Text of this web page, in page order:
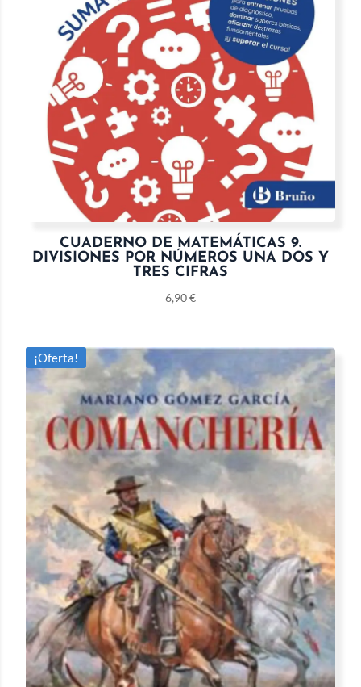
CUADERNO DE MATEMÁTICAS 9.
DIVISIONES POR NÚMEROS UNA DOS Y
TRES CIFRAS
6,90€
¡Oferta!